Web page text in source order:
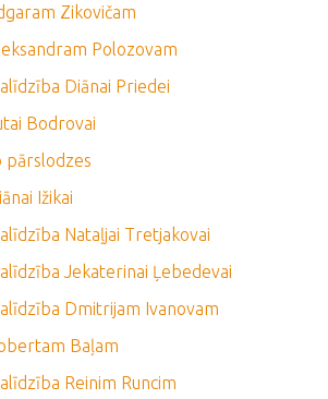
Zikovičam
Polozovam
Diānai Priedei
Bodrovai
pārslodzes
Ižikai
Nataļjai Tretjakovai
Jekaterinai Ļebedevai
Dmitrijam Ivanovam
Baļam
Reinim Runcim